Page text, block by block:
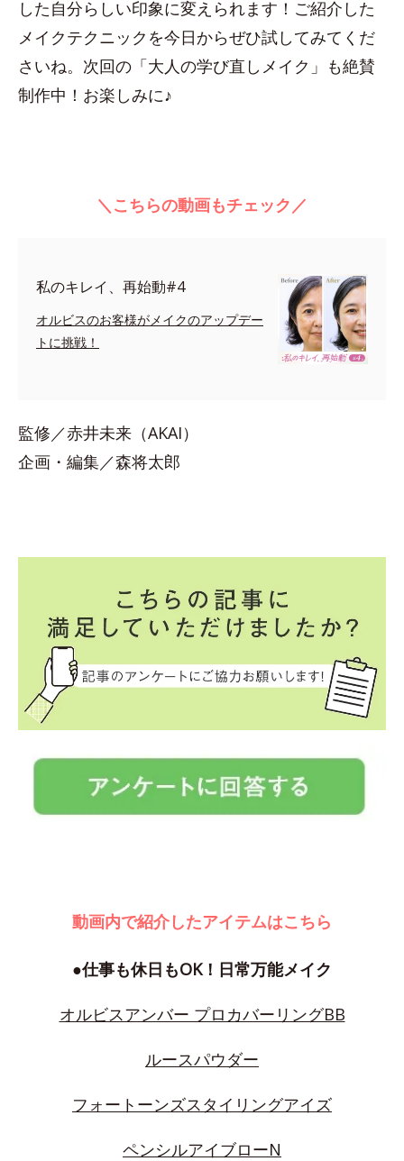
した自分らしい印象に変えられます！ご紹介した
メイクテクニックを今日からぜひ試してみてくだ
さいね。次回の「大人の学び直しメイク」も絶賛
制作中！お楽しみに♪
＼こちらの動画もチェック／
私のキレイ、再始動#4
オルビスのお客様がメイクのアップデー
トに挑戦！
監修／赤井未来（AKAI）
企画・編集／森将太郎
動画内で紹介したアイテムはこちら
●仕事も休日もOK！日常万能メイク
オルビスアンバー プロカバーリングBB
ルースパウダー
フォートーンズスタイリングアイズ
ペンシルアイブローN